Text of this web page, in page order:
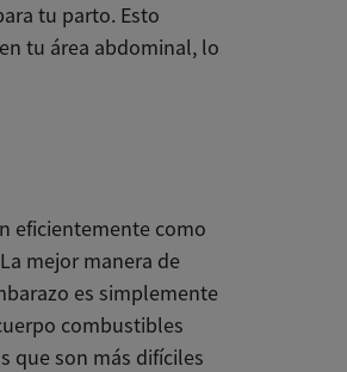
tu parto. Esto
tu área abdominal, lo
eficientemente como
mejor manera de
es simplemente
combustibles
que son más difíciles